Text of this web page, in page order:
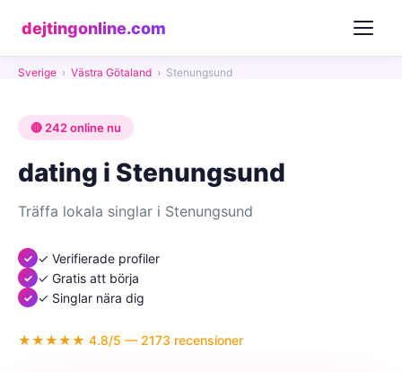
dejtingonline.com
Sverige › Västra Götaland › Stenungsund
🔴 242 online nu
dating i Stenungsund
Träffa lokala singlar i Stenungsund
✓ Verifierade profiler
✓ Gratis att börja
✓ Singlar nära dig
★★★★★ 4.8/5 — 2173 recensioner